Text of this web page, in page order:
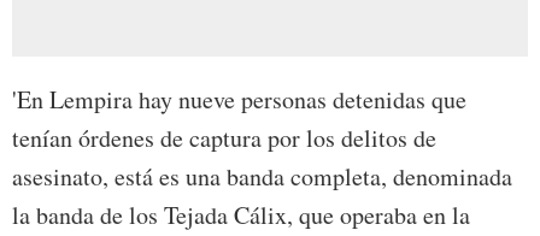
'En Lempira hay nueve personas detenidas que
tenían órdenes de captura por los delitos de
asesinato, está es una banda completa, denominada
la banda de los Tejada Cálix, que operaba en la